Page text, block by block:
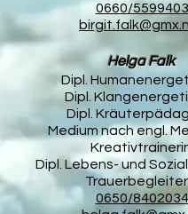
0660/5599403
Helga Falk
Dipl.
Dipl.
Dipl.
Medium nach engl.
Dipl. Lebens- und
0650/8402034